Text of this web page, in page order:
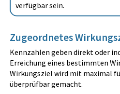
verfügbar sein.
Zugeordnetes
Kennzahlen geben direkt oder
Erreichung eines bestimmten
Wirkungsziel wird mit maximal
überprüfbar gemacht.